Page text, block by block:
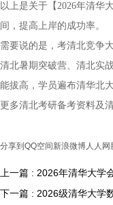
以上是关于【2026年清华
间，提高上岸的成功率。
需要说的是，考清北竞争
清北暑期突破营、清北实
能拔高，学员遍布清华北
更多清北考研备考资料及
分享到 QQ空间 新浪微博人人网
上一篇 : 2026年清华大学
下一篇 : 2026级清华大学